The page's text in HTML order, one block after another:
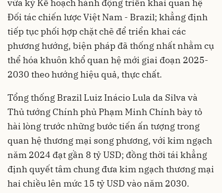
vừa ký Kế hoạch hành động triển khai quan hệ
Đối tác chiến lược Việt Nam - Brazil; khẳng định
tiếp tục phối hợp chặt chẽ để triển khai các
phương hướng, biện pháp đã thống nhất nhằm cụ
thể hóa khuôn khổ quan hệ mới giai đoạn 2025-
2030 theo hướng hiệu quả, thực chất.
Tổng thống Brazil Luiz Inácio Lula da Silva và
Thủ tướng Chính phủ Phạm Minh Chính bày tỏ
hài lòng trước những bước tiến ấn tượng trong
quan hệ thương mại song phương, với kim ngạch
năm 2024 đạt gần 8 tỷ USD; đồng thời tái khẳng
định quyết tâm chung đưa kim ngạch thương mại
hai chiều lên mức 15 tỷ USD vào năm 2030.